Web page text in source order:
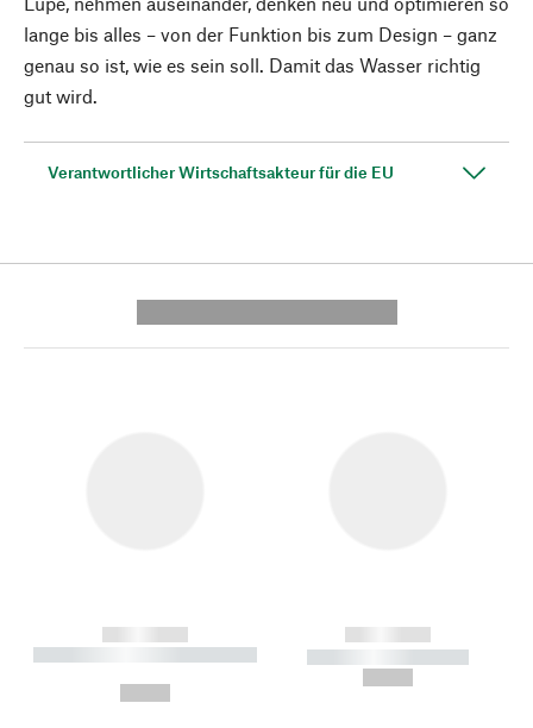
lange bis alles – von der Funktion bis zum Design – ganz
genau so ist, wie es sein soll. Damit das Wasser richtig
gut wird.
Verantwortlicher Wirtschaftsakteur für die EU
------------
----------- ----------- --------
------------
----------- -----------